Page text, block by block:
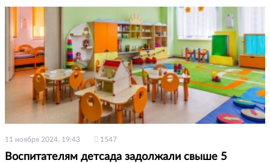
11 ноября 2024, 19:43 1547
Воспитателям детсада задолжали свыше 5